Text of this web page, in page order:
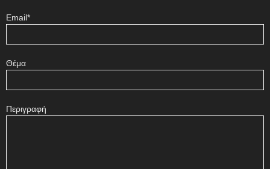
Email*
Θέμα
Περιγραφή